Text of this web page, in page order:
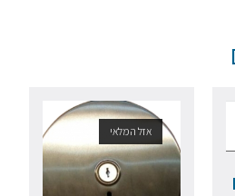
אזל המלאי